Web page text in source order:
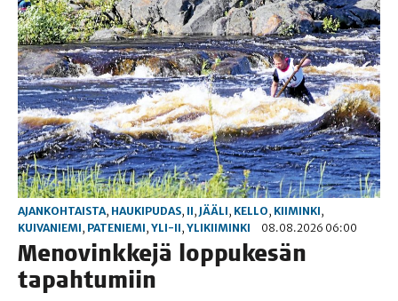
AJANKOHTAISTA, HAUKIPUDAS, II, JÄÄLI, KELLO, KIIMINKI,
KUIVANIEMI, PATENIEMI, YLI-II, YLIKIIMINKI 08.08.2026 06:00
Meno­vink­ke­jä lop­pu­ke­sän
tapahtumiin